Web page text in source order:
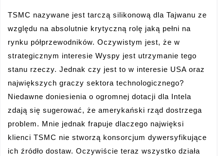
TSMC nazywane jest tarczą silikonową dla Tajwanu ze
względu na absolutnie krytyczną rolę jaką pełni na
rynku półprzewodników. Oczywistym jest, że w
strategicznym interesie Wyspy jest utrzymanie tego
stanu rzeczy. Jednak czy jest to w interesie USA oraz
największych graczy sektora technologicznego?
Niedawne doniesienia o ogromnej dotacji dla Intela
zdają się sugerować, że amerykański rząd dostrzega
problem. Mnie jednak frapuje dlaczego najwięksi
klienci TSMC nie stworzą konsorcjum dywersyfikujące
ich źródło dostaw. Oczywiście teraz wszystko działa